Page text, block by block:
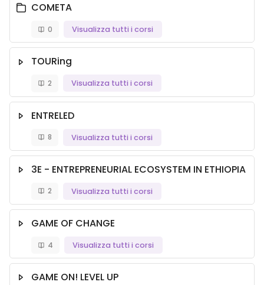
COMETA
0 Visualizza tutti i corsi
TOURing
2 Visualizza tutti i corsi
ENTRELED
8 Visualizza tutti i corsi
3E - ENTREPRENEURIAL ECOSYSTEM IN ETHIOPIA
2 Visualizza tutti i corsi
GAME OF CHANGE
4 Visualizza tutti i corsi
GAME ON! LEVEL UP